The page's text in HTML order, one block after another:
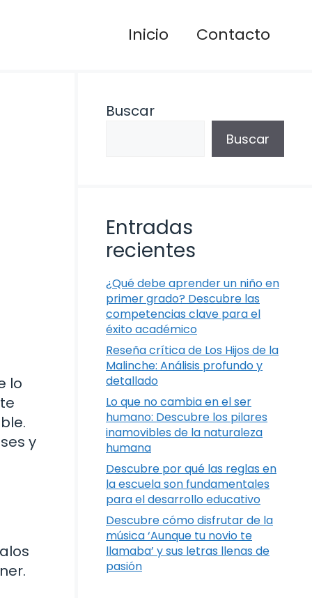
Inicio Contacto
lo
y
Buscar
Buscar
Entradas
recientes
¿Qué debe aprender un niño en
primer grado? Descubre las
competencias clave para el
éxito académico
Reseña crítica de Los Hijos de la
Malinche: Análisis profundo y
detallado
Lo que no cambia en el ser
humano: Descubre los pilares
inamovibles de la naturaleza
humana
Descubre por qué las reglas en
la escuela son fundamentales
para el desarrollo educativo
Descubre cómo disfrutar de la
música ‘Aunque tu novio te
llamaba’ y sus letras llenas de
pasión